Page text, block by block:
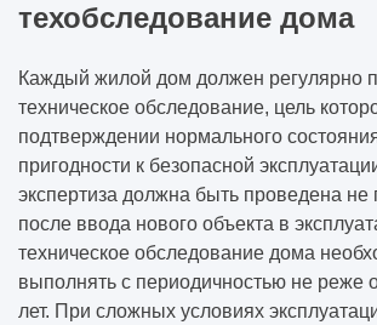
техобследование дома
Каждый жилой дом должен регулярно
техническое обследование, цель
подтверждении нормального
пригодности к безопасной
экспертиза должна быть проведена не
после ввода нового объекта в
техническое обследование дома
выполнять с периодичностью не реже
лет. При сложных условиях